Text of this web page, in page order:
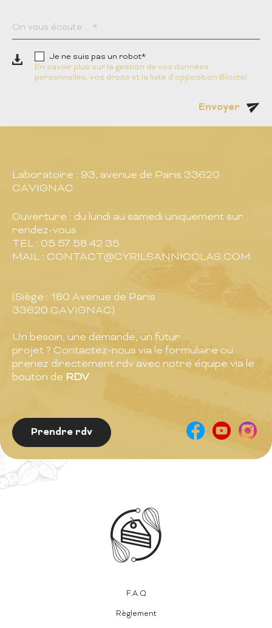
On vous écoute ... *
Je ne suis pas un robot*
En savoir plus sur la gestion de vos données
personnelles, vos droits et la liste d’opposition Bloctel
Envoyer
Laboratoire : 93, avenue de Paris 33620
CAVIGNAC
Ouverture : du lundi au samedi uniquement sur
rendez-vous
TEL : 05 57 58 42 35
MAIL : CONTACT@CYRILSANNICOLAS.COM
(Siège : 180 Avenue de Paris
33620 CAVIGNAC)
Un besoin, une demande, un futur
projet ? Contactez-nous via le formulaire ou
prenez directement rdv avec notre équipe via le
bouton de RDV.
Prendre rdv
F.A.Q
Règlement